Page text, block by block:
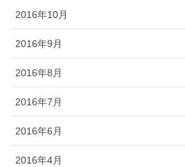
2016年10月
2016年9月
2016年8月
2016年7月
2016年6月
2016年4月